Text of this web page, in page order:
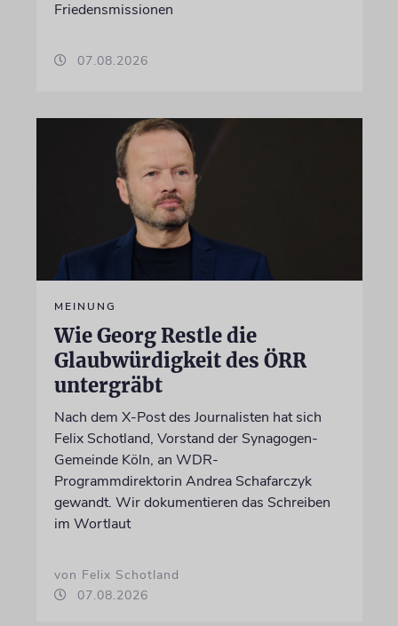
Friedensmissionen
07.08.2026
MEINUNG
Wie Georg Restle die
Glaubwürdigkeit des ÖRR
untergräbt
Nach dem X-Post des Journalisten hat sich
Felix Schotland, Vorstand der Synagogen-
Gemeinde Köln, an WDR-
Programmdirektorin Andrea Schafarczyk
gewandt. Wir dokumentieren das Schreiben
im Wortlaut
von Felix Schotland
07.08.2026